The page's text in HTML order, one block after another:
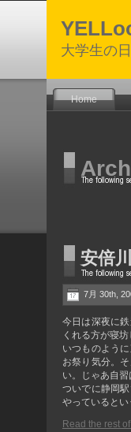
大学生の
Home
安倍
7月 30th,
今日は深夜に
くれる方が寝
いつものよう
お祭り気分。
い。じゃあ自習
ついでに静岡
やっているとい
Read the rest